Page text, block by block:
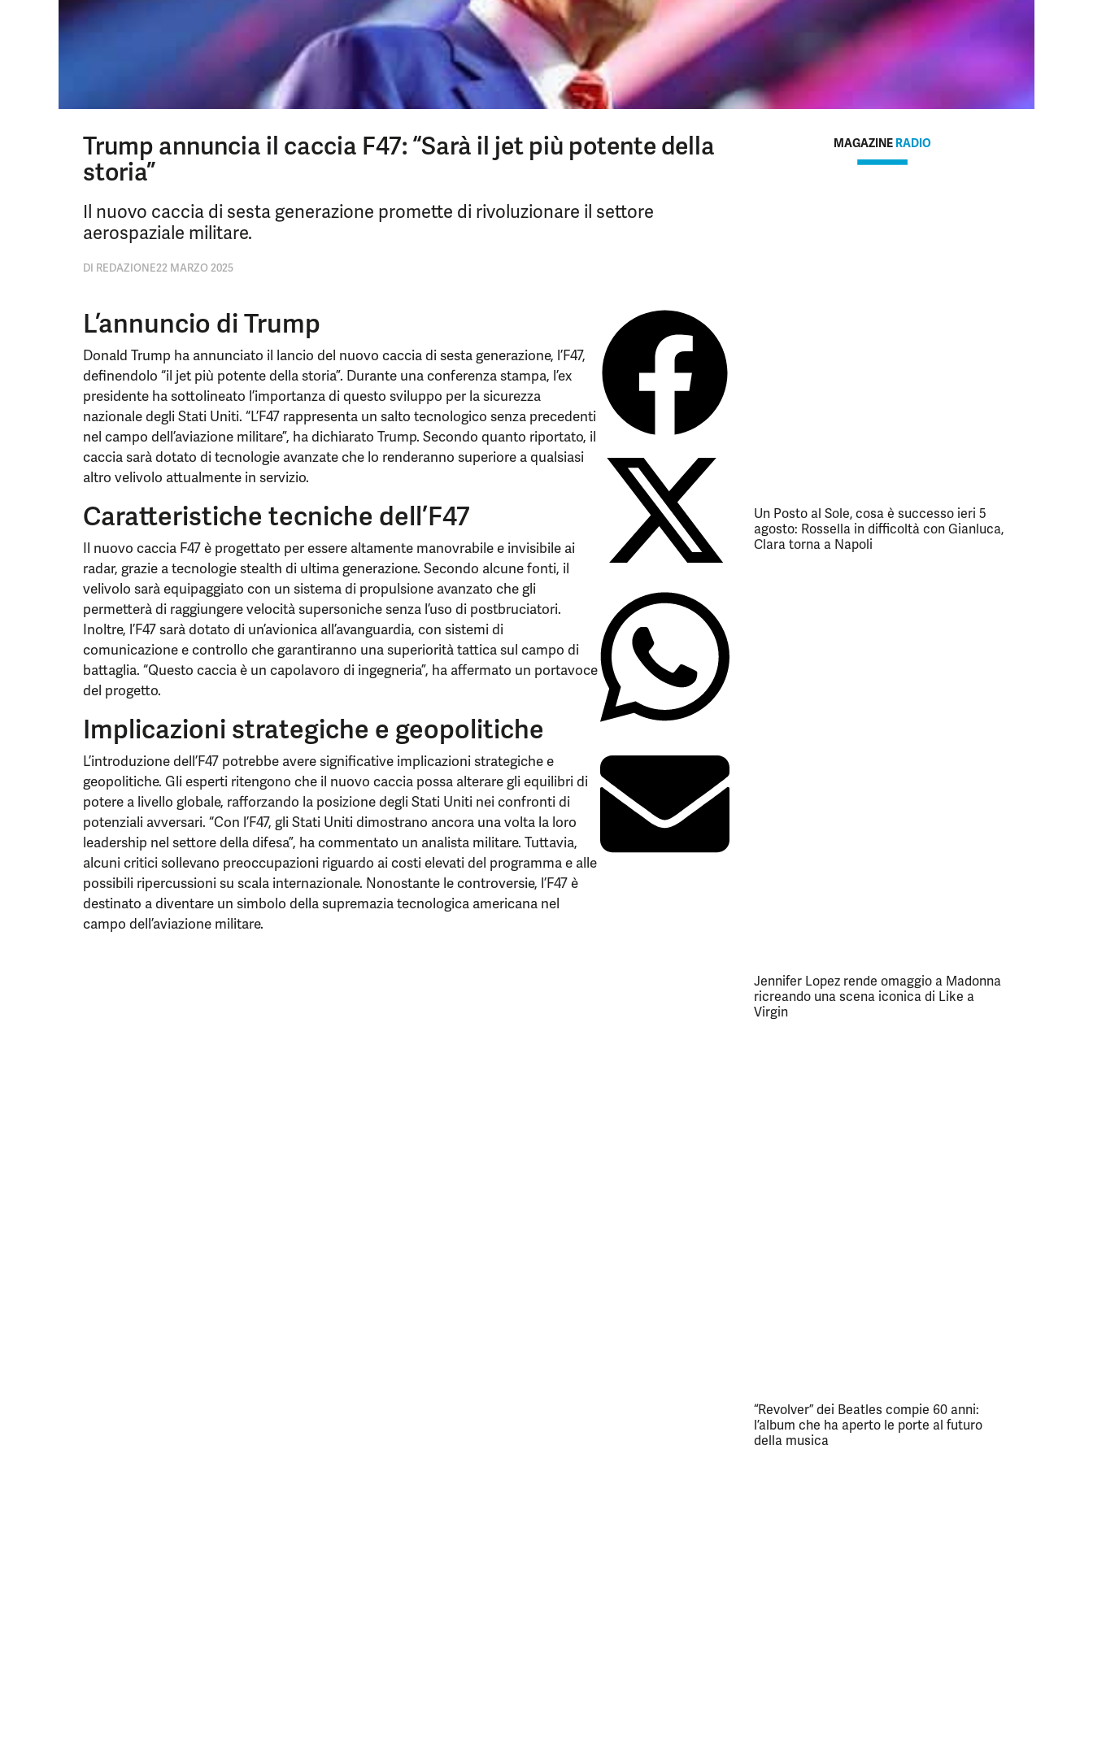
Trump annuncia il caccia F47: “Sarà il jet più potente della
storia”
Il nuovo caccia di sesta generazione promette di rivoluzionare il settore
aerospaziale militare.
DI REDAZIONE22 MARZO 2025
L’annuncio di Trump
Donald Trump ha annunciato il lancio del nuovo caccia di sesta generazione, l’F47,
definendolo “il jet più potente della storia”. Durante una conferenza stampa, l’ex
presidente ha sottolineato l’importanza di questo sviluppo per la sicurezza
nazionale degli Stati Uniti. “L’F47 rappresenta un salto tecnologico senza precedenti
nel campo dell’aviazione militare”, ha dichiarato Trump. Secondo quanto riportato, il
caccia sarà dotato di tecnologie avanzate che lo renderanno superiore a qualsiasi
altro velivolo attualmente in servizio.
Caratteristiche tecniche dell’F47
Il nuovo caccia F47 è progettato per essere altamente manovrabile e invisibile ai
radar, grazie a tecnologie stealth di ultima generazione. Secondo alcune fonti, il
velivolo sarà equipaggiato con un sistema di propulsione avanzato che gli
permetterà di raggiungere velocità supersoniche senza l’uso di postbruciatori.
Inoltre, l’F47 sarà dotato di un’avionica all’avanguardia, con sistemi di
comunicazione e controllo che garantiranno una superiorità tattica sul campo di
battaglia. “Questo caccia è un capolavoro di ingegneria”, ha affermato un portavoce
del progetto.
Implicazioni strategiche e geopolitiche
L’introduzione dell’F47 potrebbe avere significative implicazioni strategiche e
geopolitiche. Gli esperti ritengono che il nuovo caccia possa alterare gli equilibri di
potere a livello globale, rafforzando la posizione degli Stati Uniti nei confronti di
potenziali avversari. “Con l’F47, gli Stati Uniti dimostrano ancora una volta la loro
leadership nel settore della difesa”, ha commentato un analista militare. Tuttavia,
alcuni critici sollevano preoccupazioni riguardo ai costi elevati del programma e alle
possibili ripercussioni su scala internazionale. Nonostante le controversie, l’F47 è
destinato a diventare un simbolo della supremazia tecnologica americana nel
campo dell’aviazione militare.
MAGAZINE RADIO
Un Posto al Sole, cosa è successo ieri 5
agosto: Rossella in difficoltà con Gianluca,
Clara torna a Napoli
Jennifer Lopez rende omaggio a Madonna
ricreando una scena iconica di Like a
Virgin
“Revolver” dei Beatles compie 60 anni:
l’album che ha aperto le porte al futuro
della musica